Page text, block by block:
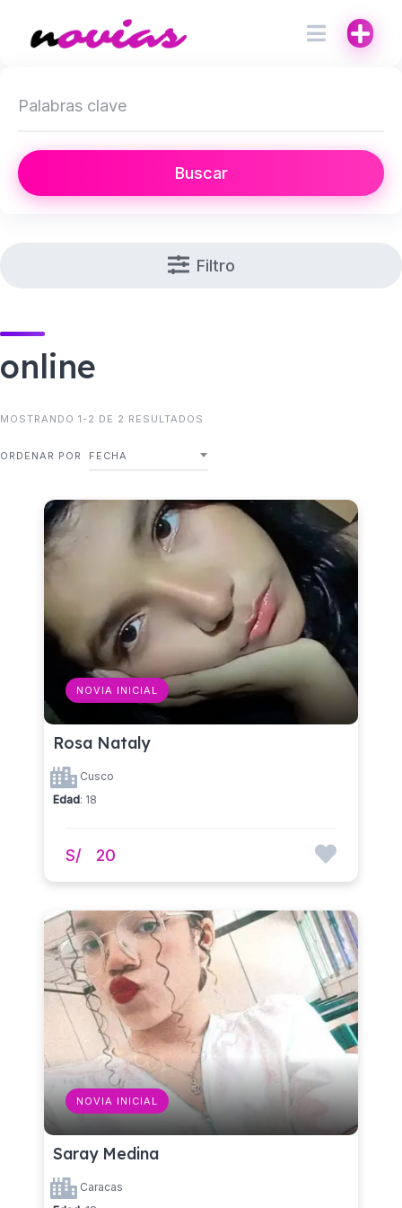
Buscar
Filtro
online
MOSTRANDO 1-2 DE 2 RESULTADOS
ORDENAR POR FECHA
NOVIA INICIAL
Rosa Nataly
Cusco
Edad: 18
S/ 20
NOVIA INICIAL
Saray Medina
Caracas